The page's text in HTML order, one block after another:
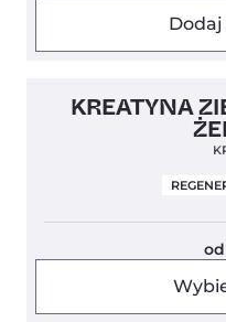
Dodaj
NowośćKREATYNA
od